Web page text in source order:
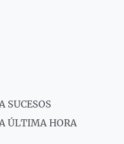
SUCESOS
ÚLTIMA HORA